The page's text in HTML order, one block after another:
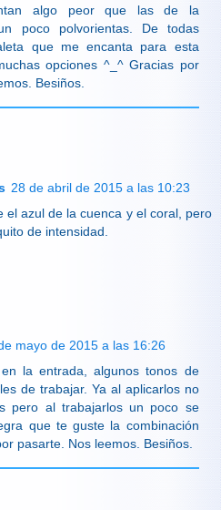
algo peor que las de la
poco polvorientas. De todas
que me encanta para esta
opciones ^_^ Gracias por
Besiños.
28 de abril de 2015 a las 10:23
el azul de la cuenca y el coral, pero
de intensidad.
mayo de 2015 a las 16:26
la entrada, algunos tonos de
de trabajar. Ya al aplicarlos no
pero al trabajarlos un poco se
que te guste la combinación
pasarte. Nos leemos. Besiños.